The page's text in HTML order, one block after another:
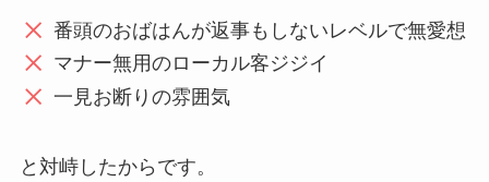
番頭のおばはんが返事もしないレベルで無愛想
マナー無用のローカル客ジジイ
一見お断りの雰囲気
と対峙したからです。